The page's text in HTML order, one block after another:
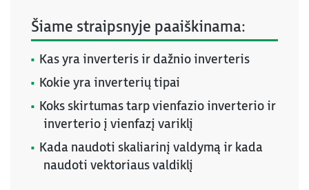
Šiame straipsnyje paaiškinama:
Kas yra inverteris ir dažnio inverteris
Kokie yra inverterių tipai
Koks skirtumas tarp vienfazio inverterio ir
inverterio į vienfazį variklį
Kada naudoti skaliarinį valdymą ir kada
naudoti vektoriaus valdiklį